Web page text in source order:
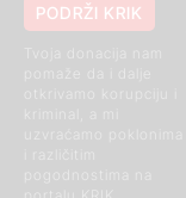
PODRŽI KRIK
otkrivamo korupciju i
kriminal, a mi
uzvraćamo poklonima
i različitim
pogodnostima na